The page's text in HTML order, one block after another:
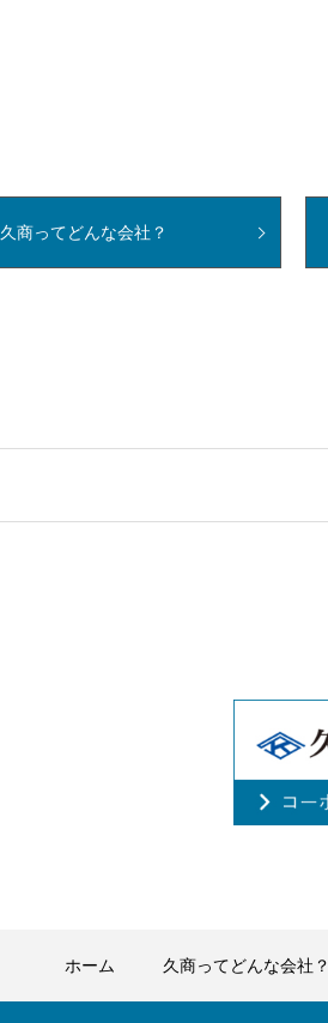
久商ってどんな会社？
ホーム 久商ってどんな会社？